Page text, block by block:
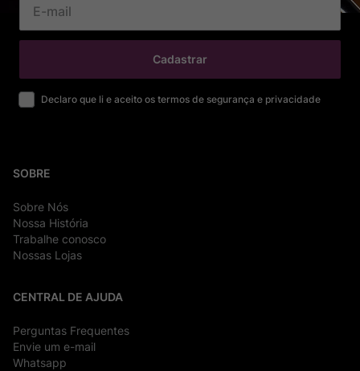
Cadastrar
Declaro que li e aceito os termos de segurança e privacidade
SOBRE
Sobre Nós
Nossa História
Trabalhe conosco
Nossas Lojas
CENTRAL DE AJUDA
Perguntas Frequentes
Envie um e-mail
Whatsapp